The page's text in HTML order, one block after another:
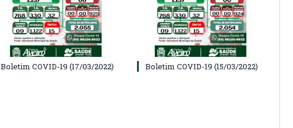
Boletim COVID-19 (17/03/2022) Boletim COVID-19 (15/03/2022)